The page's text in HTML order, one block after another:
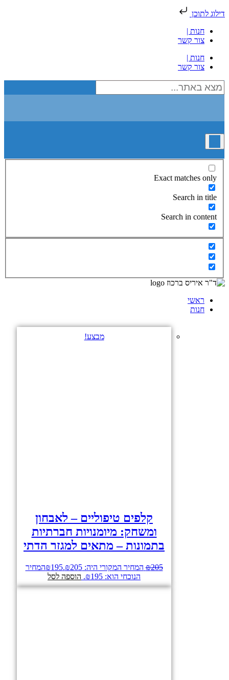
דילוג לתוכן
חנות |
צור קשר
חנות |
צור קשר
Exact matches only
Search in title
Search in content
ראשי
חנות
מבצע!
קלפים טיפוליים – לאבחון
ומשחק: מיומנויות חברתיות
בתמונות – מתאים למגזר הדתי
₪205 המחיר המקורי היה: ₪205. ₪195
המחיר
הנוכחי הוא: ₪195.
הוספה לסל